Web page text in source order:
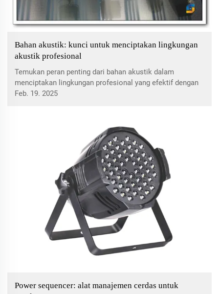
Bahan akustik: kunci untuk menciptakan lingkungan
akustik profesional
Temukan peran penting dari bahan akustik dalam
menciptakan lingkungan profesional yang efektif dengan
mengurangi kebisingan, meningkatkan produktivitas, dan
bahan akustik, dan praktik terbaik untuk manajemen
Feb. 19. 2025
Power sequencer: alat manajemen cerdas untuk